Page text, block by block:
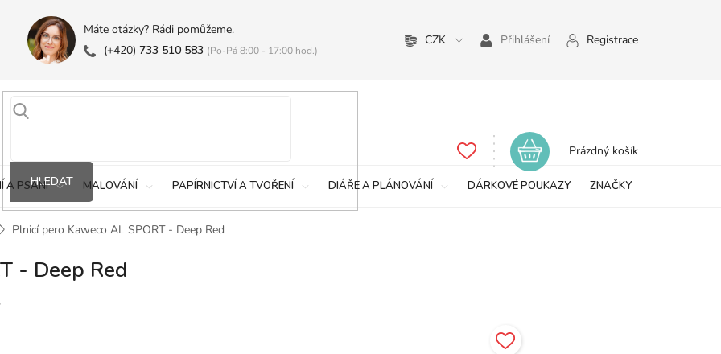
Máte otázky? Rádi pomůžeme.
(+420) 733 510 583 (Po-Pá 8:00 - 17:00 hod.)
CZK Přihlášení Registrace
HLEDAT
Nákupní
Prázdný košík
A PSANÍ MALOVÁNÍ PAPÍRNICTVÍ A TVOŘENÍ DIÁŘE A PLÁNOVÁNÍ DÁRKOVÉ POUKAZY ZNAČKY
Plnicí pero Kaweco AL SPORT - Deep Red
- Deep Red